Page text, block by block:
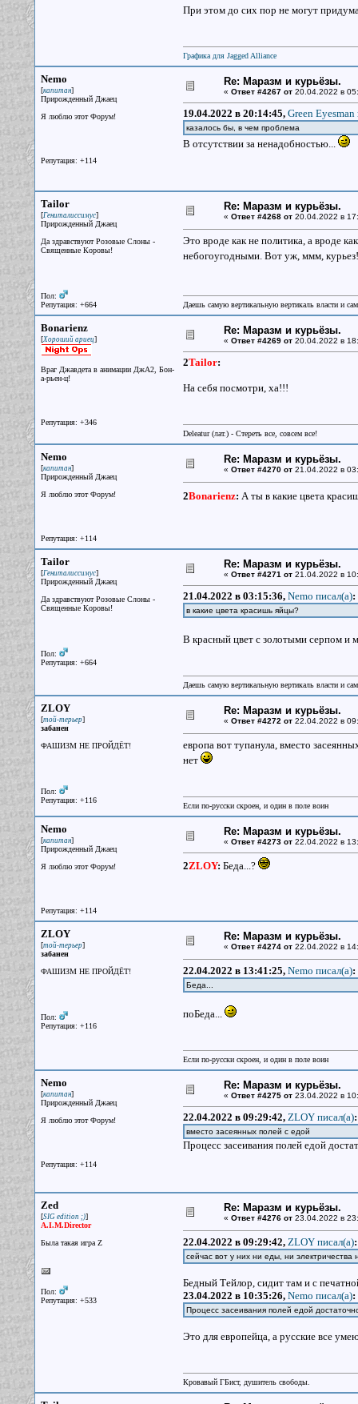
При этом до сих пор не могут
Графика для Jagged Alliance
Nemo
[капитан]
Прирожденный Джаец
Я люблю этот Форум!
Репутация: +114
Re: Маразм и курьёзы.
« Ответ #4267 от20.04.2022 в
19.04.2022 в 20:14:45, Green Eyesman
казалось бы, в чем проблема
В отсутствии за ненадобностью...
Tailor
[Гениталиссимус]
Прирожденный Джаец
Да здравствуют Розовые Слоны -
Священные Коровы!
Пол:
Репутация: +664
Re: Маразм и курьёзы.
« Ответ #4268 от20.04.2022 в
Это вроде как не политика, а вроде
небогоугодными. Вот уж, ммм,
Даешь самую вертикальную вертикаль власти и
Bonarienz
[Хороший ариец]
Враг Джавдета в анимации ДжА2, Бон-
а-рьен-ц!
Репутация: +346
Re: Маразм и курьёзы.
« Ответ #4269 от20.04.2022 в
2Tailor:
На себя посмотри, ха!!!
Deleatur (лат.) - Стереть все, совсем все!
Nemo
[капитан]
Прирожденный Джаец
Я люблю этот Форум!
Репутация: +114
Re: Маразм и курьёзы.
« Ответ #4270 от21.04.2022 в
2Bonarienz: А ты в какие цвета
Tailor
[Гениталиссимус]
Прирожденный Джаец
Да здравствуют Розовые Слоны -
Священные Коровы!
Пол:
Репутация: +664
Re: Маразм и курьёзы.
« Ответ #4271 от21.04.2022 в
21.04.2022 в 03:15:36, Nemo писал(a):
в какие цвета красишь яйцы?
В красный цвет с золотыми серпом и
Даешь самую вертикальную вертикаль власти и
ZLOY
[той-терьер]
забанен
ФАШИЗМ НЕ ПРОЙДЁТ!
Пол:
Репутация: +116
Re: Маразм и курьёзы.
« Ответ #4272 от22.04.2022 в
европа вот тупанула, вместо
нет
Если по-русски скроен, и один в поле воин
Nemo
[капитан]
Прирожденный Джаец
Я люблю этот Форум!
Репутация: +114
Re: Маразм и курьёзы.
« Ответ #4273 от22.04.2022 в
2ZLOY: Беда...?
ZLOY
[той-терьер]
забанен
ФАШИЗМ НЕ ПРОЙДЁТ!
Пол:
Репутация: +116
Re: Маразм и курьёзы.
« Ответ #4274 от22.04.2022 в
22.04.2022 в 13:41:25, Nemo писал(a):
Беда...
поБеда...
Если по-русски скроен, и один в поле воин
Nemo
[капитан]
Прирожденный Джаец
Я люблю этот Форум!
Репутация: +114
Re: Маразм и курьёзы.
« Ответ #4275 от23.04.2022 в
22.04.2022 в 09:29:42, ZLOY писал(a):
вместо засеянных полей с едой
Процесс засеивания полей едой
Zed
[SIG edition ;)]
A.I.M.Director
Была такая игра Z
Пол:
Репутация: +533
Re: Маразм и курьёзы.
« Ответ #4276 от23.04.2022 в
22.04.2022 в 09:29:42, ZLOY писал(a):
сейчас вот у них ни еды, ни электричества
Бедный Тейлор, сидит там и с
23.04.2022 в 10:35:26, Nemo писал(a):
Процесс засеивания полей едой
Это для европейца, а русские все
Кровавый ГБист, душитель свободы.